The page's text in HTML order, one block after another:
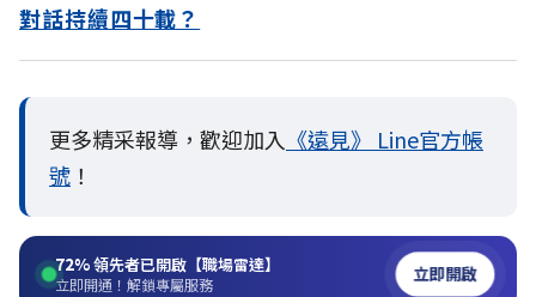
對話持續四十載？
更多精采報導，歡迎加入 《遠見》 Line官方帳
號 ！
72%領先者已開啟【職場雷達】
立即開通！解鎖專屬服務 立即開啟